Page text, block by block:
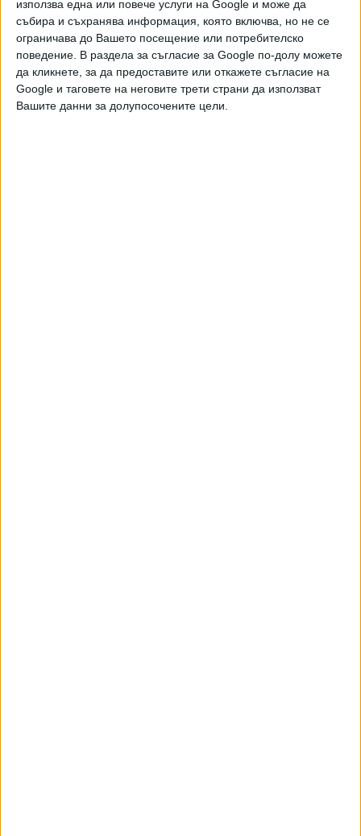
използва една или повече услуги на Google и може да
събира и съхранява информация, която включва, но не се
ограничава до Вашето посещение или потребителско
поведение. В раздела за съгласие за Google по-долу можете
да кликнете, за да предоставите или откажете съгласие на
Google и таговете на неговите трети страни да използват
Вашите данни за долупосочените цели.
Марк Уилямс (26), а малко по-напред са Стив Дейвис
(28) и Джъд Тръмп (30). В Топ 3 на всички времена са
Рони О`Съливан (41), Стивън Хендри (36) и Джон Хигинс